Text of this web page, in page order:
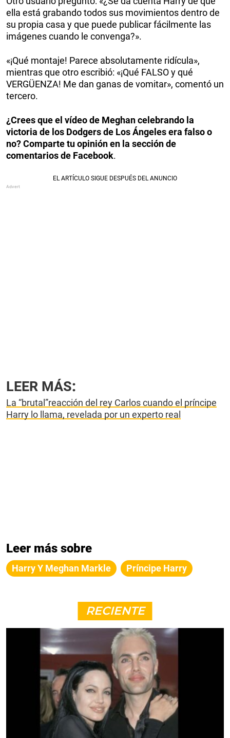
ella está grabando todos sus movimientos dentro de
su propia casa y que puede publicar fácilmente las
imágenes cuando le convenga?».
«¡Qué montaje! Parece absolutamente ridícula»,
mientras que otro escribió: «¡Qué FALSO y qué
VERGÜENZA! Me dan ganas de vomitar», comentó un
tercero.
¿Crees que el vídeo de Meghan celebrando la
victoria de los Dodgers de Los Ángeles era falso o
no? Comparte tu opinión en la sección de
comentarios de Facebook.
LEER MÁS:
La “brutal”reacción del rey Carlos cuando el príncipe
Harry lo llama, revelada por un experto real
Leer más sobre
Harry Y Meghan Markle Príncipe Harry
RECIENTE